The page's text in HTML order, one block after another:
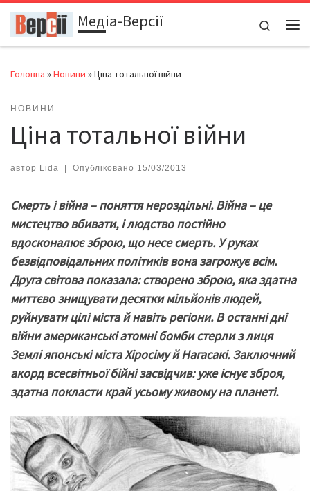
Перейти до вмістуМедіа-Версії
Search
Головна »Новини »Ціна тотальної війни
НОВИНИ
Ціна тотальної війни
автор Lida | Опубліковано 15/03/2013
Смерть і війна – поняття нероздільні. Війна – це
мистецтво вбивати, і людство постійно
вдосконалює зброю, що несе смерть. У руках
безвідповідальних політиків вона загрожує всім.
Друга світова показала: створено зброю, яка здатна
миттєво знищувати десятки мільйонів людей,
руйнувати цілі міста й навіть регіони. В останні дні
війни американські атомні бомби стерли з лиця
Землі японські міста Хіросіму й Нагасакі. Заключний
акорд всесвітньої бійні засвідчив: уже існує зброя,
здатна покласти край усьому живому на планеті.